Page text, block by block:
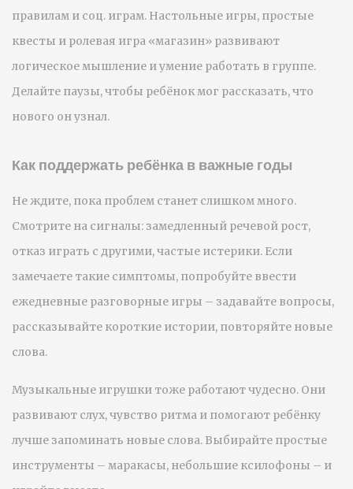
правилам и соц. играм. Настольные игры, простые
квесты и ролевая игра «магазин» развивают
логическое мышление и умение работать в группе.
Делайте паузы, чтобы ребёнок мог рассказать, что
нового он узнал.
Как поддержать ребёнка в важные годы
Не ждите, пока проблем станет слишком много.
Смотрите на сигналы: замедленный речевой рост,
отказ играть с другими, частые истерики. Если
замечаете такие симптомы, попробуйте ввести
ежедневные разговорные игры – задавайте вопросы,
рассказывайте короткие истории, повторяйте новые
слова.
Музыкальные игрушки тоже работают чудесно. Они
развивают слух, чувство ритма и помогают ребёнку
лучше запоминать новые слова. Выбирайте простые
инструменты – маракасы, небольшие ксилофоны – и